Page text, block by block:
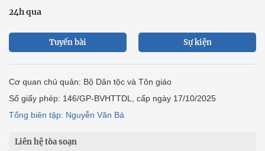
24h qua
Tuyến bài Sự kiện
Cơ quan chủ quản: Bộ Dân tộc và Tôn giáo
Số giấy phép: 146/GP-BVHTTDL, cấp ngày 17/10/2025
Tổng biên tập: Nguyễn Văn Bá
Liên hệ tòa soạn